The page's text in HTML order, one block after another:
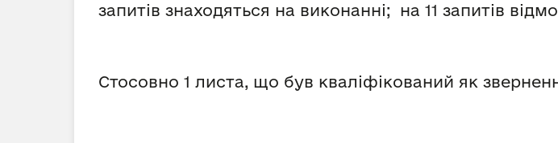
запитів знаходяться на виконанні; на 11 запитів
Стосовно 1 листа, що був кваліфікований як